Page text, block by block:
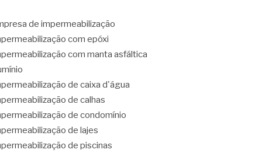
de impermeabilização
com epóxi
com manta asfáltica
de caixa d'água
de calhas
de condomínio
de lajes
de piscinas